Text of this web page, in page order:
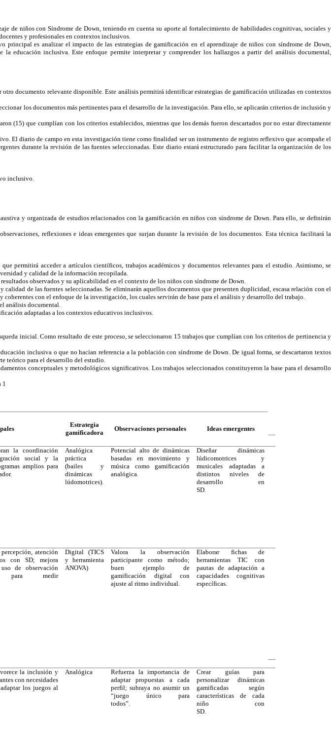
de niños con Síndrome de Down, teniendo en cuenta su aporte al fortalecimiento de habilidades cognitivas, sociales y
y profesionales en contextos inclusivos.
es analizar el impacto de las estrategias de gamificación en el aprendizaje de niños con síndrome de Down,
educación inclusiva. Este enfoque permite interpretar y comprender los hallazgos a partir del análisis documental,
documento relevante disponible. Este análisis permitirá identificar estrategias de gamificación utilizadas en contextos
los documentos más pertinentes para el desarrollo de la investigación. Para ello, se aplicarán criterios de inclusión y
(15) que cumplían con los criterios establecidos, mientras que los demás fueron descartados por no estar directamente
El diario de campo en esta investigación tiene como finalidad ser un instrumento de registro reflexivo que acompañe el
durante la revisión de las fuentes seleccionadas. Este diario estará estructurado para facilitar la organización de los
inclusivo.
y organizada de estudios relacionados con la gamificación en niños con síndrome de Down. Para ello, se definirán
reflexiones e ideas emergentes que surjan durante la revisión de los documentos. Esta técnica facilitará la
permitirá acceder a artículos científicos, trabajos académicos y documentos relevantes para el estudio. Asimismo, se
y calidad de la información recopilada.
observados y su aplicabilidad en el contexto de los niños con síndrome de Down.
de las fuentes seleccionadas. Se eliminarán aquellos documentos que presenten duplicidad, escasa relación con el
con el enfoque de la investigación, los cuales servirán de base para el análisis y desarrollo del trabajo.
análisis documental.
adaptadas a los contextos educativos inclusivos.
inicial. Como resultado de este proceso, se seleccionaron 15 trabajos que cumplían con los criterios de pertinencia y
inclusiva o que no hacían referencia a la población con síndrome de Down. De igual forma, se descartaron textos
teórico para el desarrollo del estudio.
conceptuales y metodológicos significativos. Los trabajos seleccionados constituyeron la base para el desarrollo
1
Estrategia
gamificadora
Observaciones personales Ideas emergentes
la coordinación
social y la
amplios para
en Ecuador.
Analógica
práctica
(bailes y
dinámicas
lúdomotrices).
Potencial alto de dinámicas
basadas en movimiento y
música como gamificación
analógica.
Diseñar dinámicas
lúdicomotrices y
musicales adaptadas a
distintos niveles de
desarrollo en
SD.
atención
con SD; mejora
de observación
medir
Digital (TICS
y herramienta
ANOVA)
Valora la observación
participante como método;
buen ejemplo de
gamificación digital con
ajuste al ritmo individual.
Elaborar fichas de
herramientas TIC con
pautas de adaptación a
capacidades cognitivas
específicas.
la inclusión y
con necesidades
los juegos al
Analógica
Refuerza la importancia de
adaptar propuestas a cada
perfil; subraya no asumir un
“juego único para
todos”.
Crear guías para
personalizar dinámicas
gamificadas según
características de cada
niño con
SD.